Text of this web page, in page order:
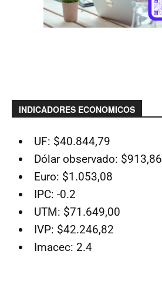
INDICADORES ECONOMICOS
UF: $40.844,79
Dólar observado: $913,86
Euro: $1.053,08
IPC: -0.2
UTM: $71.649,00
IVP: $42.246,82
Imacec: 2.4